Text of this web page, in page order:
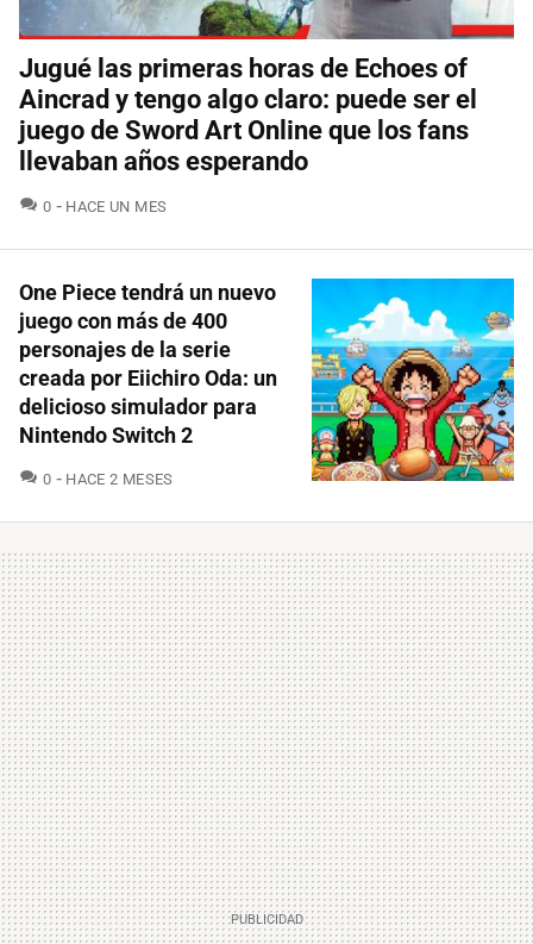
Jugué las primeras horas de Echoes of
Aincrad y tengo algo claro: puede ser el
juego de Sword Art Online que los fans
llevaban años esperando
0 COMENTARIOS
HACE UN MES
One Piece tendrá un nuevo
juego con más de 400
personajes de la serie
creada por Eiichiro Oda: un
delicioso simulador para
Nintendo Switch 2
0 COMENTARIOS
HACE 2 MESES